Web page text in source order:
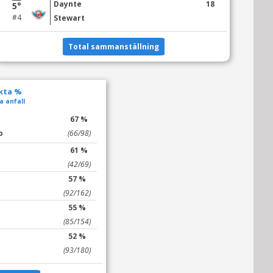
5°
#4
Daynte
Stewart
18
Total sammanställning
%
anfall
67 %
(66/98)
61 %
(42/69)
57 %
(92/162)
55 %
(85/154)
52 %
(93/180)